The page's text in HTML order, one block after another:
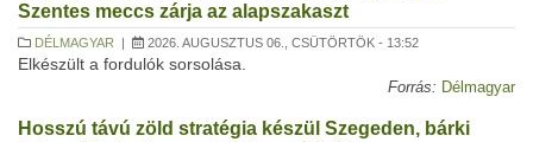
Szentes meccs zárja az alapszakaszt
DÉLMAGYAR | 2026. AUGUSZTUS 06., CSÜTÖRTÖK - 13:52
Elkészült a fordulók sorsolása.
Forrás: Délmagyar
Hosszú távú zöld stratégia készül Szegeden, bárki